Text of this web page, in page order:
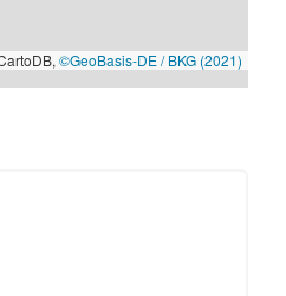
©GeoBasis-DE / BKG (2021)